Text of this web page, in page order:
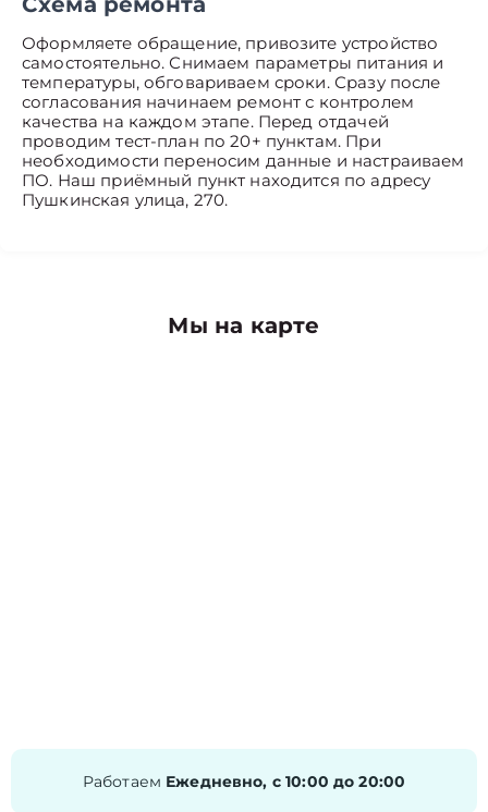
Оформляете обращение, привозите устройство
самостоятельно. Снимаем параметры питания и
температуры, обговариваем сроки. Сразу после
согласования начинаем ремонт с контролем
качества на каждом этапе. Перед отдачей
проводим тест-план по 20+ пунктам. При
необходимости переносим данные и настраиваем
ПО. Наш приёмный пункт находится по адресу
Пушкинская улица, 270.
Мы на карте
Работаем Ежедневно, с 10:00 до 20:00